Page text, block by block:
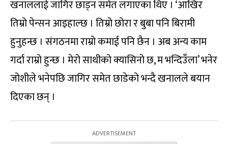
खनाललाई जागिर छाड्न समेत लगाएका थिए । ‘आखिर
तिम्रो पेन्सन आइहाल्छ । तिम्रो छोरा र बुबा पनि बिरामी
हुनुहन्छ । संगठनमा राम्रो कमाई पनि छैन । अब अन्य काम
गर्दा राम्रो हुन्छ । मेरो साथीको क्यासिनो छ, म भन्दिउँला’ भनेर
जोशीले भनेपछि जागिर समेत छाडेको भन्दै खनालले बयान
दिएका छन् ।